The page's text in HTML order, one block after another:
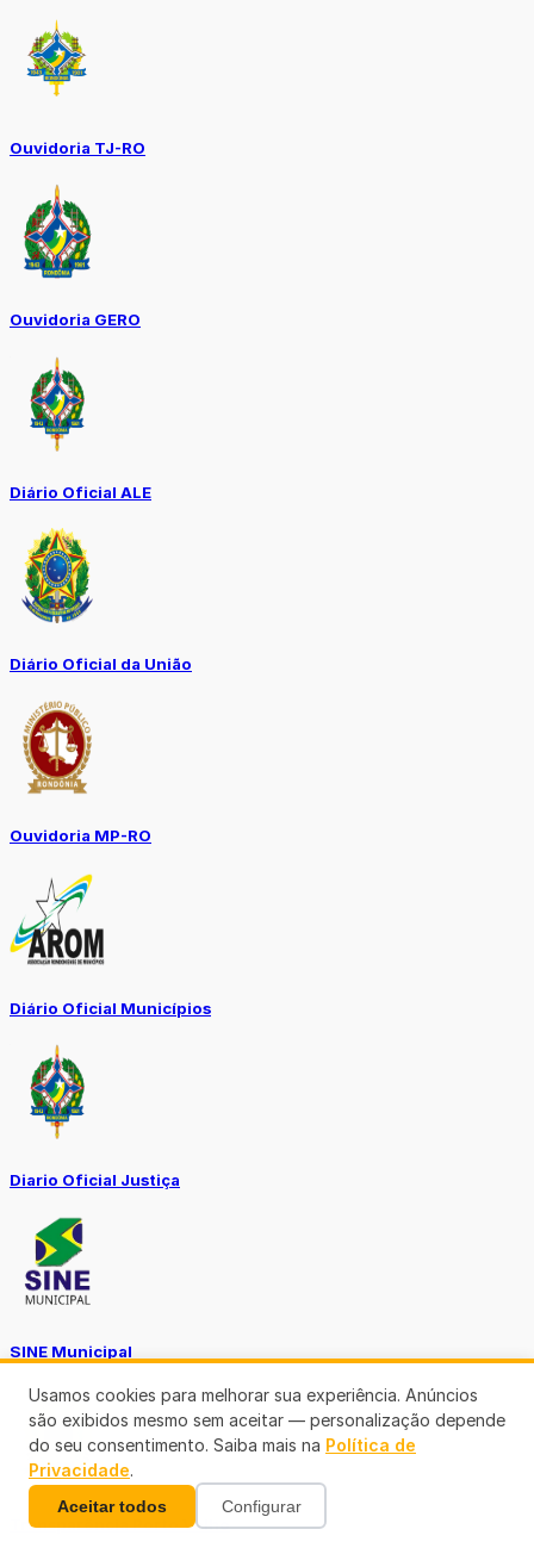
Ouvidoria TJ-RO
Ouvidoria GERO
Diário Oficial ALE
Diário Oficial da União
Ouvidoria MP-RO
Diário Oficial Municípios
Diario Oficial Justiça
SINE Municipal
Transparência Porto Velho
Usamos cookies para melhorar sua experiência. Anúncios
são exibidos mesmo sem aceitar — personalização depende
do seu consentimento. Saiba mais na Política de
Privacidade.
Aceitar todos Configurar